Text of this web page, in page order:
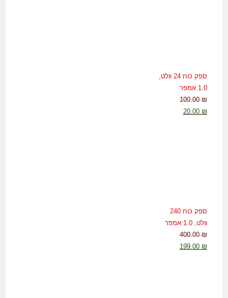
ספק כוח 24 וולט,
1.0 אמפר
100.00₪
המחיר
20.00 ₪
המחיר
ספק כוח 240
וולט, 1.0 אמפר
400.00₪
המחיר
199.00 ₪
המחיר